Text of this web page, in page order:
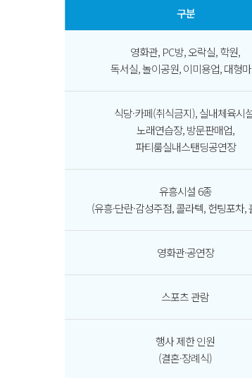
구분
영화관, PC방, 오락실, 학원,
독서실, 놀이공원, 이미용업, 대형
식당·카페(취식금지), 실내체육시
노래연습장, 방문판매업,
파티룸실내스탠딩공연장
유흥시설 6종
(유흥·단란·감성주점, 콜라텍, 헌팅포차,
영화관·공연장
스포츠 관람
행사 제한 인원
(결혼·장례식)